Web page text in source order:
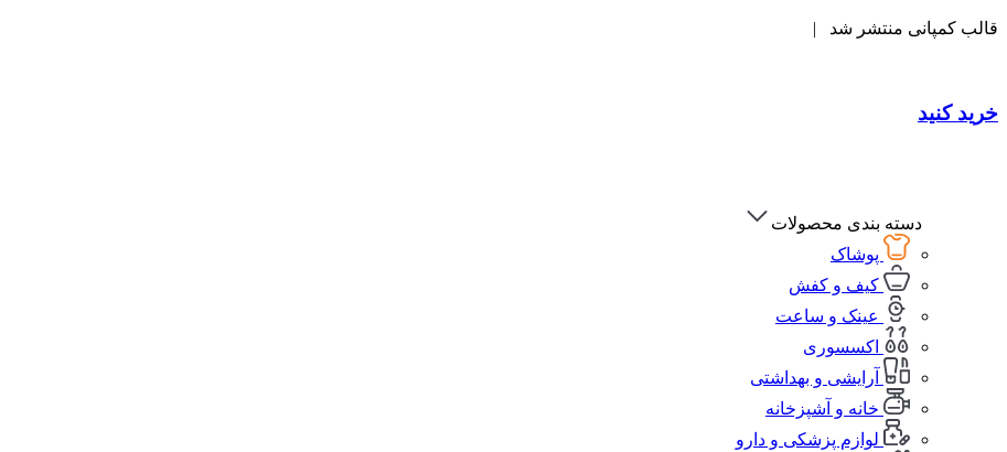
قالب کمپانی منتشر شد |
خرید کنید
دسته بندی محصولات
پوشاک
کیف و کفش
عینک و ساعت
اکسسوری
آرایشی و بهداشتی
خانه و آشپزخانه
لوازم پزشکی و دارو